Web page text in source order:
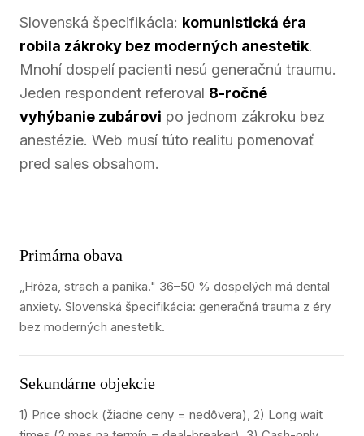
Slovenská špecifikácia: komunistická éra
robila zákroky bez moderných anestetik.
Mnohí dospelí pacienti nesú generačnú traumu.
Jeden respondent referoval 8-ročné
vyhýbanie zubárovi po jednom zákroku bez
anestézie. Web musí túto realitu pomenovať
pred sales obsahom.
Primárna obava
„Hrôza, strach a panika." 36–50 % dospelých má dental
anxiety. Slovenská špecifikácia: generačná trauma z éry
bez moderných anestetik.
Sekundárne objekcie
1) Price shock (žiadne ceny = nedôvera), 2) Long wait